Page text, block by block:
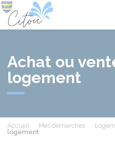
Achat ou
logement
Accueil Mes démarches
logement